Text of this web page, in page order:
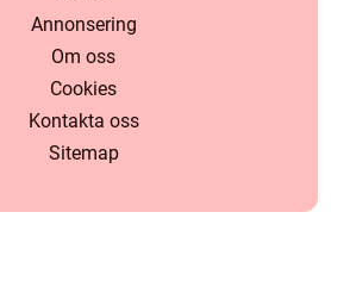
Annonsering
Om oss
Cookies
Kontakta oss
Sitemap